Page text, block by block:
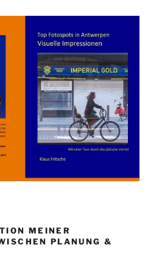
MEINER
PLANUNG &